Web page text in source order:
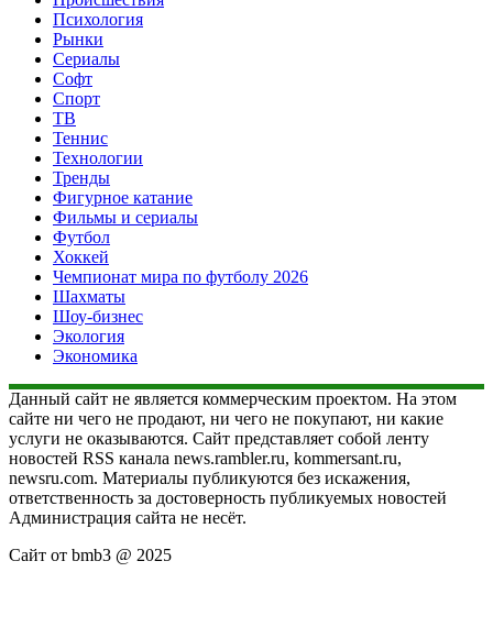
Психология
Рынки
Сериалы
Софт
Спорт
ТВ
Теннис
Технологии
Тренды
Фигурное катание
Фильмы и сериалы
Футбол
Хоккей
Чемпионат мира по футболу 2026
Шахматы
Шоу-бизнес
Экология
Экономика
Данный сайт не является коммерческим проектом. На этом
сайте ни чего не продают, ни чего не покупают, ни какие
услуги не оказываются. Сайт представляет собой ленту
новостей RSS канала news.rambler.ru, kommersant.ru,
newsru.com. Материалы публикуются без искажения,
ответственность за достоверность публикуемых новостей
Администрация сайта не несёт.
Сайт от bmb3 @ 2025